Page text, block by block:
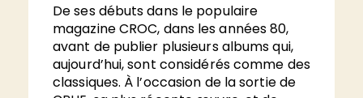
De ses débuts dans le populaire
magazine CROC, dans les années 80,
avant de publier plusieurs albums qui,
aujourd’hui, sont considérés comme des
classiques. À l’occasion de la sortie de